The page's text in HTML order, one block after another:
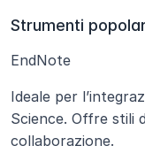
Strumenti
EndNote
Ideale per
Science. Offre stili
collaborazione.